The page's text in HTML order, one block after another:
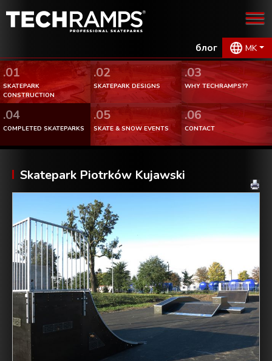
блог MK
.01
SKATEPARK
CONSTRUCTION
.02
SKATEPARK DESIGNS
.03
WHY TECHRAMPS??
.04
COMPLETED SKATEPARKS
.05
SKATE & SNOW EVENTS
.06
CONTACT
Skatepark Piotrków Kujawski